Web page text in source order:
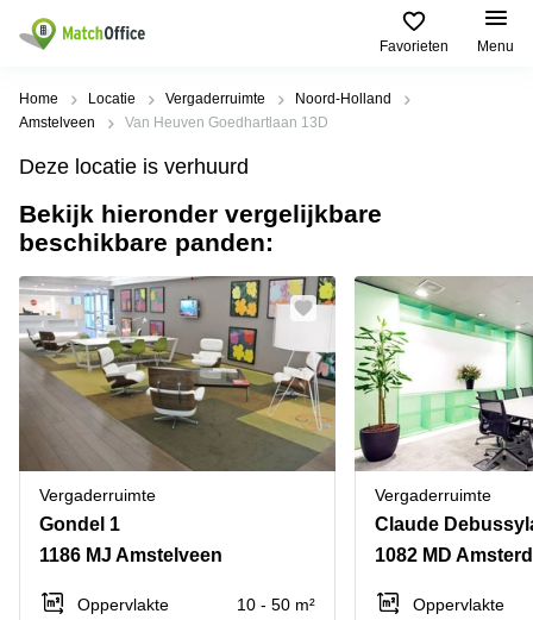
Favorieten Menu
Huren / Verhuren
Productpagina's
Kantoorruimten
Business
Flexplekken
Coworking
Spaces
Vergaderruimten
Kantoor
Bedrijfsruimte
Populaire
Steden
Alkmaar
Oost
Amsterdam
Westpoort
Bergen
Amersfoort
Breda
Hengelo
Hilversum
Populaire
zoekopdrachten
Kantoorruimte
in Breda
Kantoor
huren
Bergen
op
Zoom
Kantoor
huren
Reeuwijk
Business
Help
Over ons
Voeg je kantoorruimte toe
Huurprijs
Log in
Home Locatie Vergaderruimte
Noord-Holland
Amstelveen
Van Heuven Goedhartlaan 13D
Deze locatie is verhuurd
Bekijk hieronder vergelijkbare
beschikbare panden:
Vergaderruimte
Gondel 1
1186 MJ Amstelveen
Oppervlakte
10 - 50 m²
Vergaderruimte
1082 MD
Oppervlakte